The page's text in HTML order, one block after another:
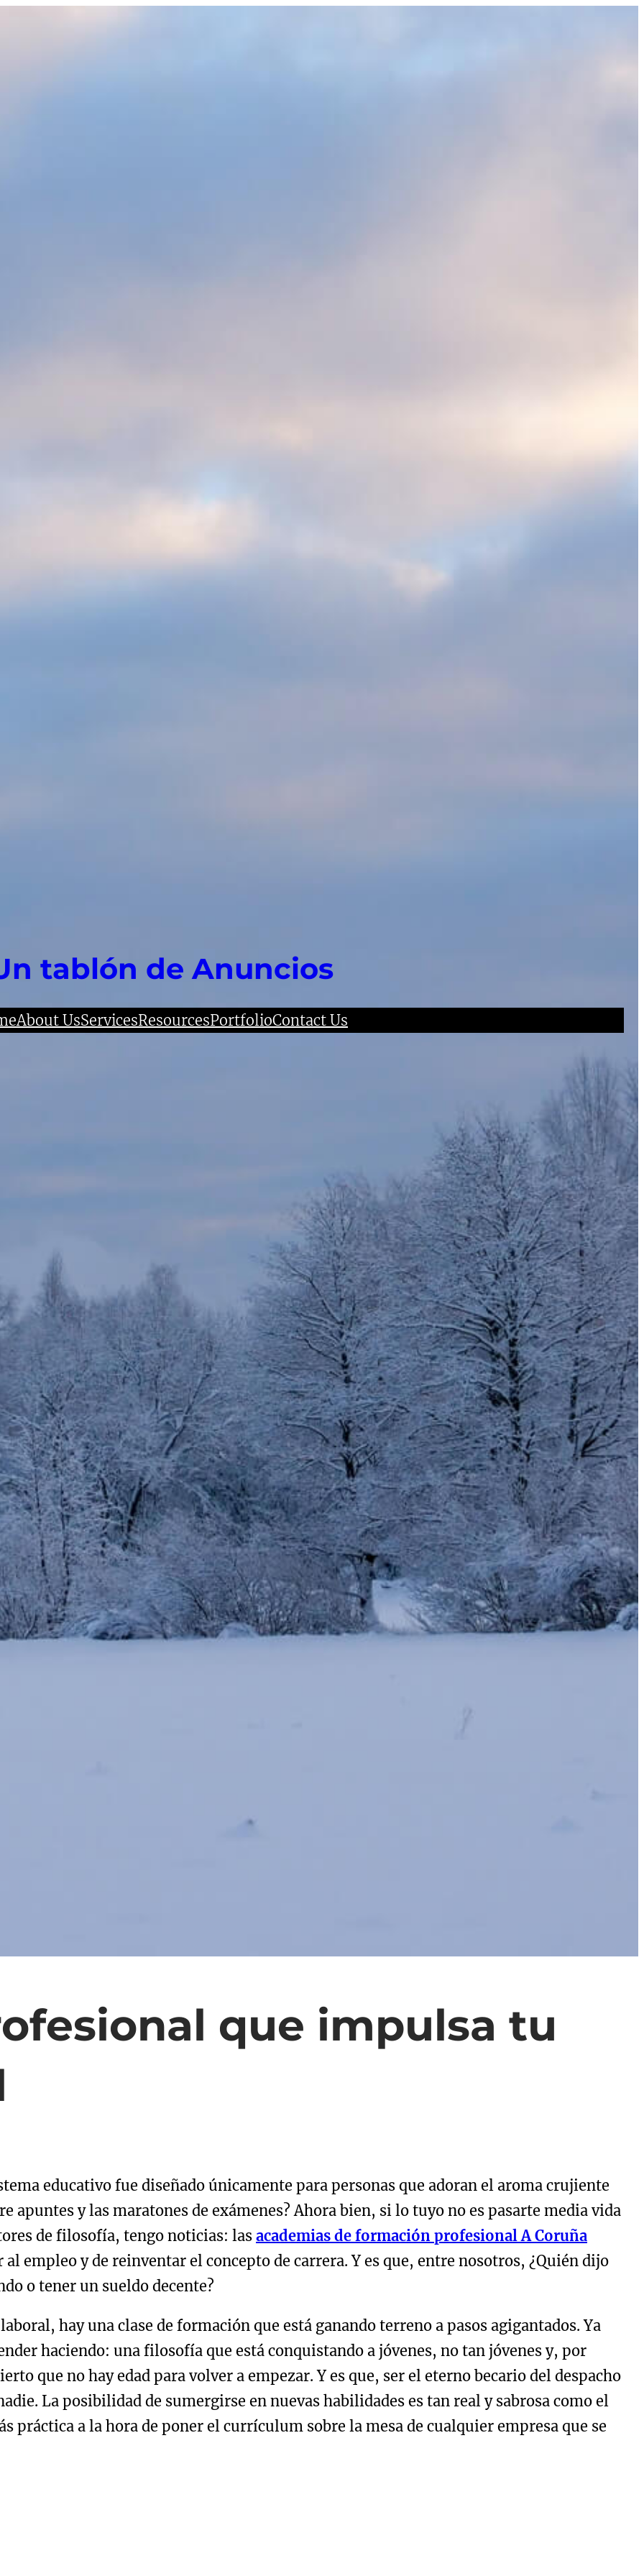
tablón de Anuncios
About UsServicesResourcesPortfolioContact Us
que impulsa tu
educativo fue diseñado únicamente para personas que adoran el aroma crujiente
apuntes y las maratones de exámenes? Ahora bien, si lo tuyo no es pasarte media vida
de filosofía, tengo noticias: las academias de formación profesional A Coruña
empleo y de reinventar el concepto de carrera. Y es que, entre nosotros, ¿Quién dijo
o tener un sueldo decente?
hay una clase de formación que está ganando terreno a pasos agigantados. Ya
haciendo: una filosofía que está conquistando a jóvenes, no tan jóvenes y, por
que no hay edad para volver a empezar. Y es que, ser el eterno becario del despacho
La posibilidad de sumergirse en nuevas habilidades es tan real y sabrosa como el
práctica a la hora de poner el currículum sobre la mesa de cualquier empresa que se